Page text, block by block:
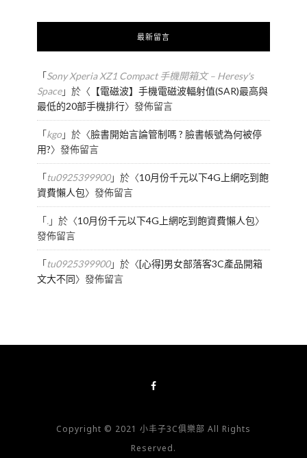
最新留言
「Sony Xperia XZ1 Compact 手機開箱文 – Heresy's
Space」於〈 【電磁波】手機電磁波輻射值(SAR)最高與
最低的20部手機排行〉發佈留言
「kgo」於〈臉書開始言論管制嗎 ? 臉書帳號為何被停
用?〉發佈留言
「tu0925399900」於〈10月份千元以下4G上網吃到飽
資費懶人包〉發佈留言
「.」於〈10月份千元以下4G上網吃到飽資費懶人包〉
發佈留言
「tu0925399900」於〈[心得]男女部落客3C產品開箱
文大不同〉發佈留言
Copyright © 2021 小丰子3C俱樂部 All Rights
Reserved.